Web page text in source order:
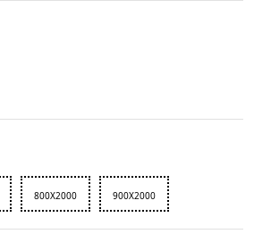
800X2000 900X2000